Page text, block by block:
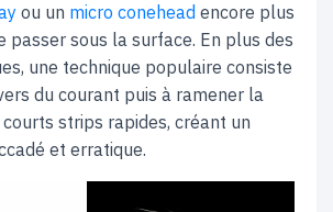
ou un micro conehead encore plus
passer sous la surface. En plus des
une technique populaire consiste
du courant puis à ramener la
strips rapides, créant un
et erratique.